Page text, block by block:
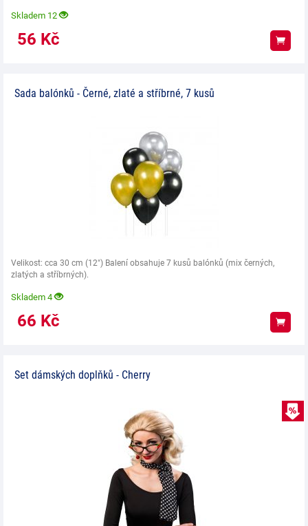
Skladem 12
56 Kč
Sada balónků - Černé, zlaté a stříbrné, 7 kusů
Velikost: cca 30 cm (12") Balení obsahuje 7 kusů balónků (mix černých,
zlatých a stříbrných).
Skladem 4
66 Kč
Set dámských doplňků - Cherry